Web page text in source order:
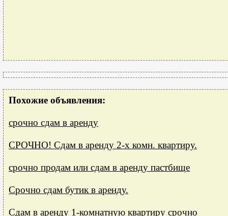
Похожие объявления:
срочно сдам в аренду
СРОЧНО! Сдам в аренду 2-х комн. квартиру.
срочно продам или сдам в аренду пастбище
Срочно сдам бутик в аренду.
Сдам в аренду 1-комнатную квартиру срочно